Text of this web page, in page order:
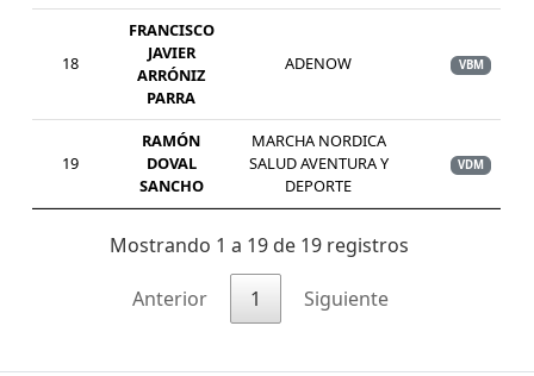
18
FRANCISCO
JAVIER
ARRÓNIZ
PARRA
ADENOW VBM
19
RAMÓN
DOVAL
SANCHO
MARCHA NORDICA
SALUD AVENTURA Y
DEPORTE
VDM
Mostrando 1 a 19 de 19 registros
Anterior 1 Siguiente